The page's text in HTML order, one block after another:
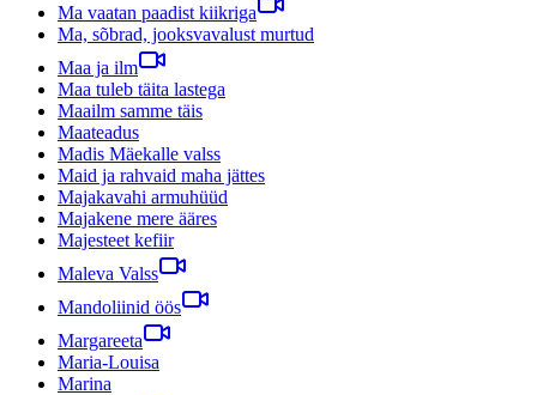
Ma vaatan paadist kiikriga
Ma, sõbrad, jooksvavalust murtud
Maa ja ilm
Maa tuleb täita lastega
Maailm samme täis
Maateadus
Madis Mäekalle valss
Maid ja rahvaid maha jättes
Majakavahi armuhüüd
Majakene mere ääres
Majesteet kefiir
Maleva Valss
Mandoliinid öös
Margareeta
Maria-Louisa
Marina